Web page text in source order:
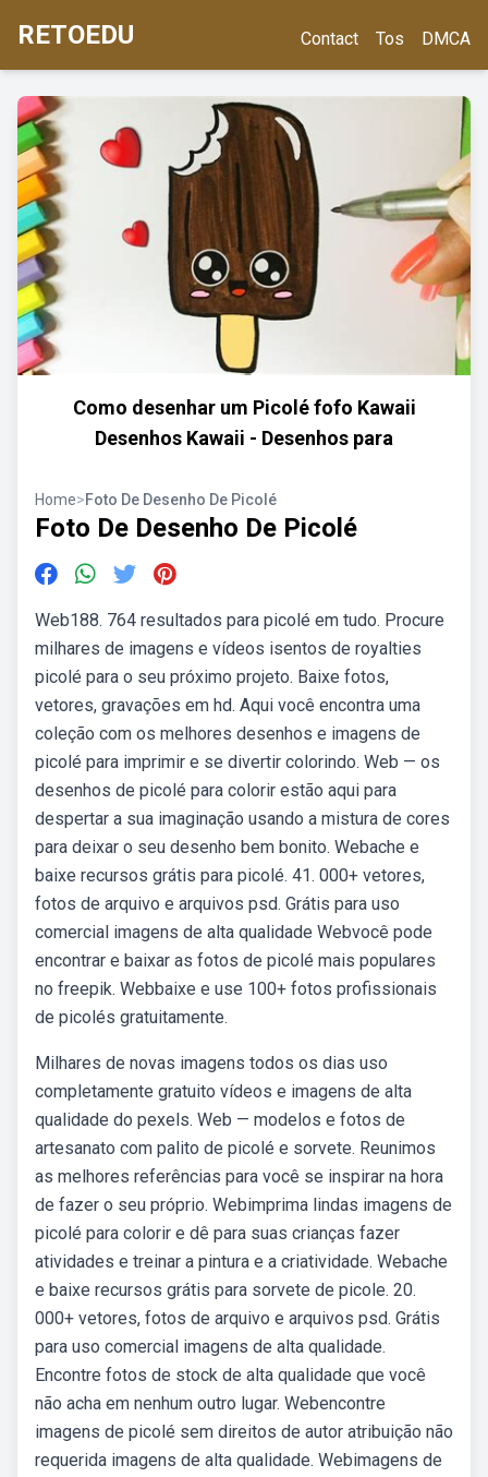
RETOEDU Contact Tos DMCA
Como desenhar um Picolé fofo Kawaii
Desenhos Kawaii - Desenhos para
Home>Foto De Desenho De Picolé
Foto De Desenho De Picolé
Web188. 764 resultados para picolé em tudo. Procure
milhares de imagens e vídeos isentos de royalties
picolé para o seu próximo projeto. Baixe fotos,
vetores, gravações em hd. Aqui você encontra uma
coleção com os melhores desenhos e imagens de
picolé para imprimir e se divertir colorindo. Web — os
desenhos de picolé para colorir estão aqui para
despertar a sua imaginação usando a mistura de cores
para deixar o seu desenho bem bonito. Webache e
baixe recursos grátis para picolé. 41. 000+ vetores,
fotos de arquivo e arquivos psd. Grátis para uso
comercial imagens de alta qualidade Webvocê pode
encontrar e baixar as fotos de picolé mais populares
no freepik. Webbaixe e use 100+ fotos profissionais
de picolés gratuitamente.
Milhares de novas imagens todos os dias uso
completamente gratuito vídeos e imagens de alta
qualidade do pexels. Web — modelos e fotos de
artesanato com palito de picolé e sorvete. Reunimos
as melhores referências para você se inspirar na hora
de fazer o seu próprio. Webimprima lindas imagens de
picolé para colorir e dê para suas crianças fazer
atividades e treinar a pintura e a criatividade. Webache
e baixe recursos grátis para sorvete de picole. 20.
000+ vetores, fotos de arquivo e arquivos psd. Grátis
para uso comercial imagens de alta qualidade.
Encontre fotos de stock de alta qualidade que você
não acha em nenhum outro lugar. Webencontre
imagens de picolé sem direitos de autor atribuição não
requerida imagens de alta qualidade. Webimagens de